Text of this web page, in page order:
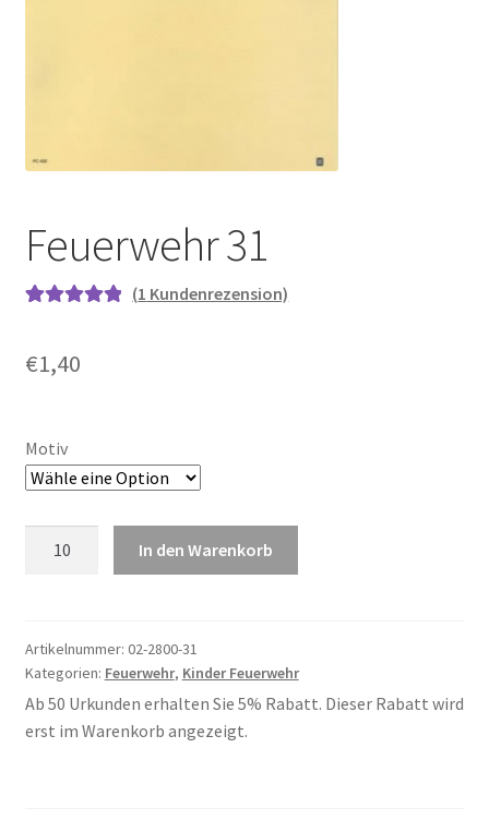
Feuerwehr 31
basierend auf
(1 Kundenrezension)
€1,40
Motiv
In den Warenkorb
Artikelnummer: 02-2800-31
Kategorien: Feuerwehr, Kinder Feuerwehr
Ab 50 Urkunden erhalten Sie 5% Rabatt. Dieser Rabatt wird
erst im Warenkorb angezeigt.